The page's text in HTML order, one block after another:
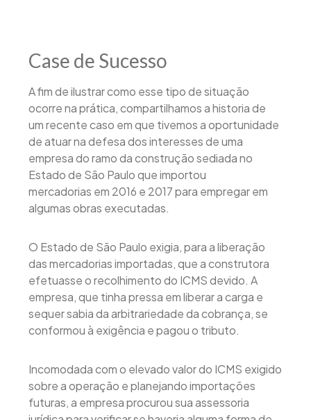
Case de Sucesso
A fim de ilustrar como esse tipo de situação
ocorre na prática, compartilhamos a historia de
um recente caso em que tivemos a oportunidade
de atuar na defesa dos interesses de uma
empresa do ramo da construção sediada no
Estado de São Paulo que importou
mercadorias em 2016 e 2017 para empregar em
algumas obras executadas.
O Estado de São Paulo exigia, para a liberação
das mercadorias importadas, que a construtora
efetuasse o recolhimento do ICMS devido. A
empresa, que tinha pressa em liberar a carga e
sequer sabia da arbitrariedade da cobrança, se
conformou à exigência e pagou o tributo.
Incomodada com o elevado valor do ICMS exigido
sobre a operação e planejando importações
futuras, a empresa procurou sua assessoria